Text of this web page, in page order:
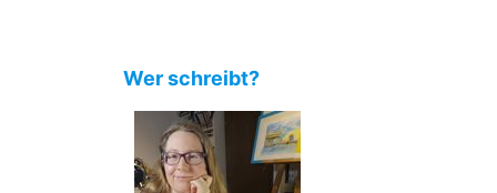
Wer schreibt?